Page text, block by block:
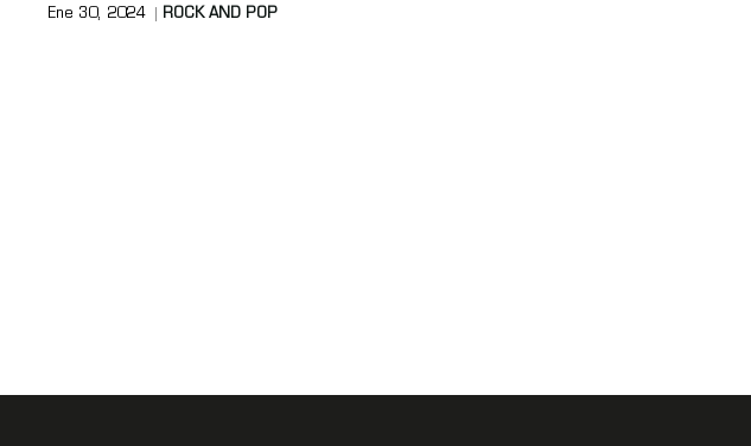
Ene 30, 2024 ROCK AND POP